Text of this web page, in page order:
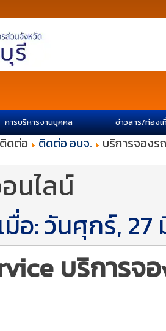
การบริหารงานบุคคล ข่าวสาร/ท่องเ
ดต่อ ติดต่อ อบจ. บริการจองร
นไลน์
อ: วันศุกร์, 27
บริการจ